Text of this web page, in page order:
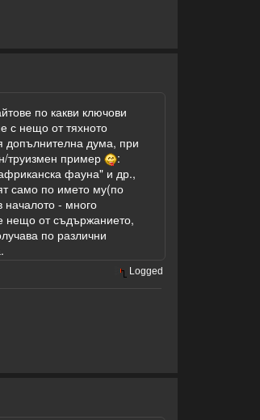
по какви ключови
с нещо от тяхното
дума, при
труизмен пример
:
фауна" и др.,
само по името му(по
- много
нещо от съдържанието,
по различни
Logged